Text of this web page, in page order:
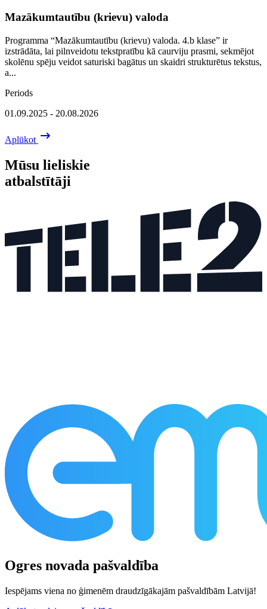
Mazākumtautību (krievu) valoda
Programma “Mazākumtautību (krievu) valoda. 4.b klase” ir
izstrādāta, lai pilnveidotu tekstpratību kā caurviju prasmi, sekmējot
skolēnu spēju veidot saturiski bagātus un skaidri strukturētus tekstus,
a...
Periods
01.09.2025 - 20.08.2026
Aplūkot
Mūsu lieliskie
atbalstītāji
Ogres novada pašvaldība
Iespējams viena no ģimenēm draudzīgākajām pašvaldībām Latvijā!